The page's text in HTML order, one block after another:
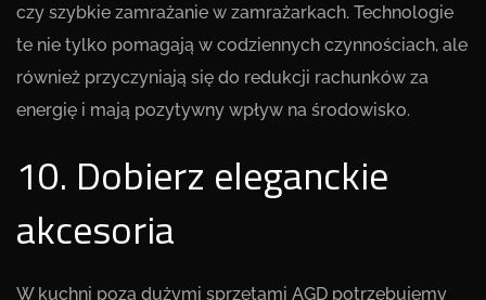
czy szybkie zamrażanie w zamrażarkach. Technologie
te nie tylko pomagają w codziennych czynnościach, ale
również przyczyniają się do redukcji rachunków za
energię i mają pozytywny wpływ na środowisko.
10. Dobierz eleganckie
akcesoria
W kuchni poza dużymi sprzętami AGD potrzebujemy